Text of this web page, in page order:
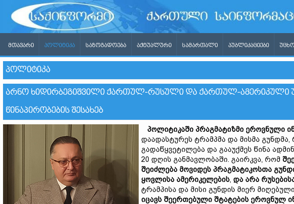
ᲛᲗᲐᲕᲐᲠᲘ ᲞᲝᲚᲘᲢᲘᲙᲐ ᲡᲐᲖᲝᲒᲐᲓᲝᲔᲑᲐ ᲐᲥᲢᲣᲐᲚᲣᲠᲘ ᲡᲐᲛᲐᲠᲗᲐᲚᲘ ᲞᲣᲑᲚᲘᲙᲐᲪᲘᲔᲑᲘ
ᲞᲝᲚᲘᲢᲘᲙᲐ
ᲐᲠᲜᲝ ᲮᲘᲓᲘᲠᲑᲔᲒᲘᲨᲕᲘᲚᲘ ᲥᲐᲠᲗᲣᲚ-ᲠᲣᲡᲣᲚᲘ ᲓᲐ ᲥᲐᲠᲗᲣᲚ-ᲐᲛᲔᲠᲘᲙᲣᲚᲘ
ᲬᲘᲜᲐᲞᲘᲠᲝᲑᲔᲑᲘᲡ ᲨᲔᲡᲐᲮᲔᲑ
პოლიტიკაში პრაგმატიზმი ეროვნული
დაადასტურეს ტრამპმა და მისმა
გადაწყვეტილება და გააუქმეს წინა
20 დღის განმავლობაში. გაირკვა, რომ
შეიძლება მოვიდეს პრაგმატიკოსთა
ყოვლისა ამერიკელების, და არა
ტრამპისა და მისი გუნდის მიერ
იცავს შეერთებული შტატების ეროვნულ